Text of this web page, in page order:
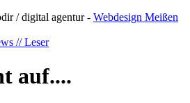
/ digital agentur - Webdesign Meißen
// Leser
auf....